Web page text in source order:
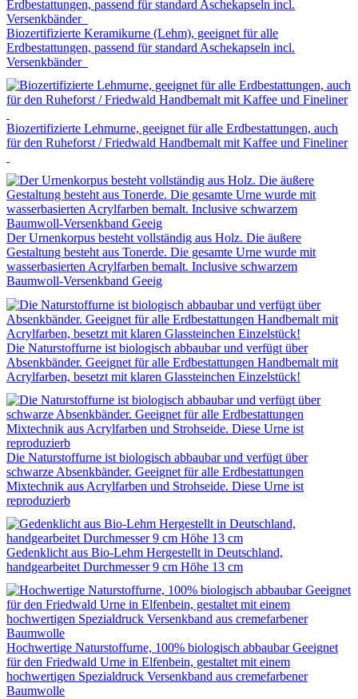
Biozertifizierte Keramikurne (Lehm), geeignet für alle
Erdbestattungen, passend für standard Aschekapseln incl.
Versenkbänder
Biozertifizierte Lehmurne, geeignet für alle Erdbestattungen, auch
für den Ruheforst / Friedwald Handbemalt mit Kaffee und Fineliner
Der Urnenkorpus besteht vollständig aus Holz. Die äußere
Gestaltung besteht aus Tonerde. Die gesamte Urne wurde mit
wasserbasierten Acrylfarben bemalt. Inclusive schwarzem
Baumwoll-Versenkband Geeig
Die Naturstoffurne ist biologisch abbaubar und verfügt über
Absenkbänder. Geeignet für alle Erdbestattungen Handbemalt mit
Acrylfarben, besetzt mit klaren Glassteinchen Einzelstück!
Die Naturstoffurne ist biologisch abbaubar und verfügt über
schwarze Absenkbänder. Geeignet für alle Erdbestattungen
Mixtechnik aus Acrylfarben und Strohseide. Diese Urne ist
reproduzierb
Gedenklicht aus Bio-Lehm Hergestellt in Deutschland,
handgearbeitet Durchmesser 9 cm Höhe 13 cm
Hochwertige Naturstoffurne, 100% biologisch abbaubar Geeignet
für den Friedwald Urne in Elfenbein, gestaltet mit einem
hochwertigen Spezialdruck Versenkband aus cremefarbener
Baumwolle